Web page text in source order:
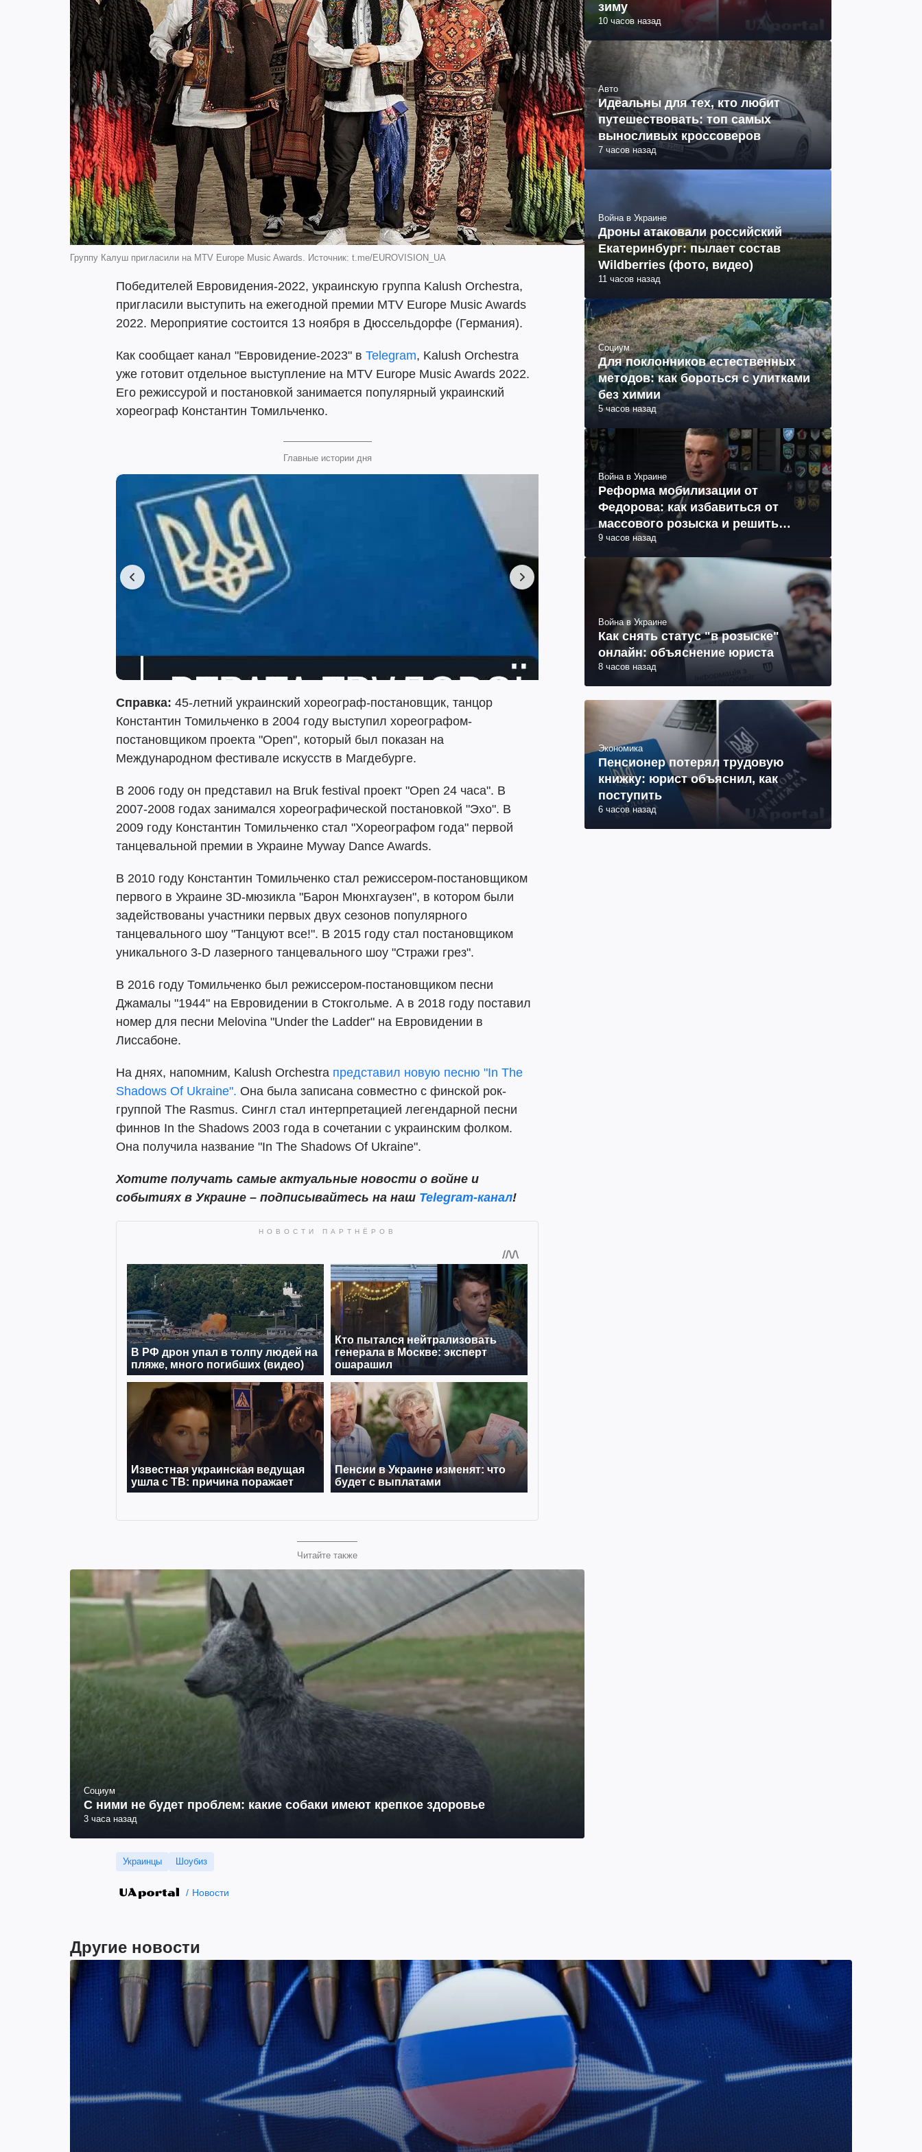
Группу Калуш пригласили на MTV Europe Music Awards. Источник: t.me/EUROVISION_UA
Победителей Евровидения-2022, украинскую группа Kalush Orchestra,
пригласили выступить на ежегодной премии MTV Europe Music Awards
2022. Мероприятие состоится 13 ноября в Дюссельдорфе (Германия).
Как сообщает канал "Евровидение-2023" в Telegram, Kalush Orchestra
уже готовит отдельное выступление на MTV Europe Music Awards 2022.
Его режиссурой и постановкой занимается популярный украинский
хореограф Константин Томильченко.
Главные истории дня
Справка: 45-летний украинский хореограф-постановщик, танцор
Константин Томильченко в 2004 году выступил хореографом-
постановщиком проекта "Open", который был показан на
Международном фестивале искусств в Магдебурге.
В 2006 году он представил на Bruk festival проект "Open 24 часа". В
2007-2008 годах занимался хореографической постановкой "Эхо". В
2009 году Константин Томильченко стал "Хореографом года" первой
танцевальной премии в Украине Myway Dance Awards.
В 2010 году Константин Томильченко стал режиссером-постановщиком
первого в Украине 3D-мюзикла "Барон Мюнхгаузен", в котором были
задействованы участники первых двух сезонов популярного
танцевального шоу "Танцуют все!". В 2015 году стал постановщиком
уникального 3-D лазерного танцевального шоу "Стражи грез".
В 2016 году Томильченко был режиссером-постановщиком песни
Джамалы "1944" на Евровидении в Стокгольме. А в 2018 году поставил
номер для песни Melovina "Under the Ladder" на Евровидении в
Лиссабоне.
На днях, напомним, Kalush Orchestra представил новую песню "In The
Shadows Of Ukraine". Она была записана совместно с финской рок-
группой The Rasmus. Сингл стал интерпретацией легендарной песни
финнов In the Shadows 2003 года в сочетании с украинским фолком.
Она получила название "In The Shadows Of Ukraine".
Хотите получать самые актуальные новости о войне и
событиях в Украине – подписывайтесь на наш Telegram-канал!
Читайте также
Социум
С ними не будет проблем: какие собаки имеют крепкое здоровье
3 часа назад
Украинцы Шоубиз
Новости
зиму
10 часов назад
Авто
Идеальны для тех, кто любит
путешествовать: топ самых
выносливых кроссоверов
7 часов назад
Война в Украине
Дроны атаковали российский
Екатеринбург: пылает состав
Wildberries (фото, видео)
11 часов назад
Социум
Для поклонников естественных
методов: как бороться с улитками
без химии
5 часов назад
Война в Украине
Реформа мобилизации от
Федорова: как избавиться от
массового розыска и решить
проблему СОЧ
9 часов назад
Война в Украине
Как снять статус "в розыске"
онлайн: объяснение юриста
8 часов назад
Экономика
Пенсионер потерял трудовую
книжку: юрист объяснил, как
поступить
6 часов назад
Другие новости